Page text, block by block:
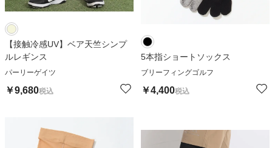
【接触冷感UV】ベア天竺シンプ
ルレギンス
パーリーゲイツ
￥9,680税込
5本指ショートソックス
ブリーフィングゴルフ
￥4,400税込